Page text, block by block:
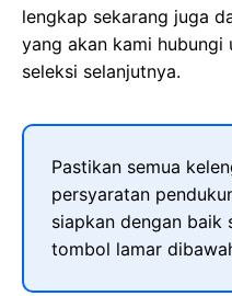
lengkap sekarang juga
yang akan kami
seleksi selanjutnya.
Pastikan semua
persyaratan
siapkan dengan baik
tombol lamar